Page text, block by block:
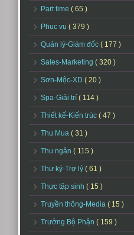
Part time ( 65 )
Phục vụ ( 379 )
Quản lý-Giám đốc ( 177 )
Sales-Marketing ( 320 )
Sơn-Mộc-XD ( 20 )
Spa-Giải trí ( 114 )
Thiết kế-Kiến trúc ( 47 )
Thu Mua ( 31 )
Thu ngân ( 115 )
Thư ký-Trợ lý ( 61 )
Thực tập sinh ( 15 )
Truyền thông-Media ( 15 )
Trưởng Bộ Phận ( 159 )